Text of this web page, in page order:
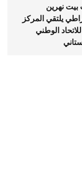
نهرين
يلتقي المركز
الوطني